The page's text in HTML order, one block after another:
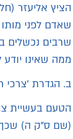
אליעזר
לפני מותו
נכשלים
שאינו יודע
הגדרת 'צרכי
בעשיית
ס"ק ה) שכך